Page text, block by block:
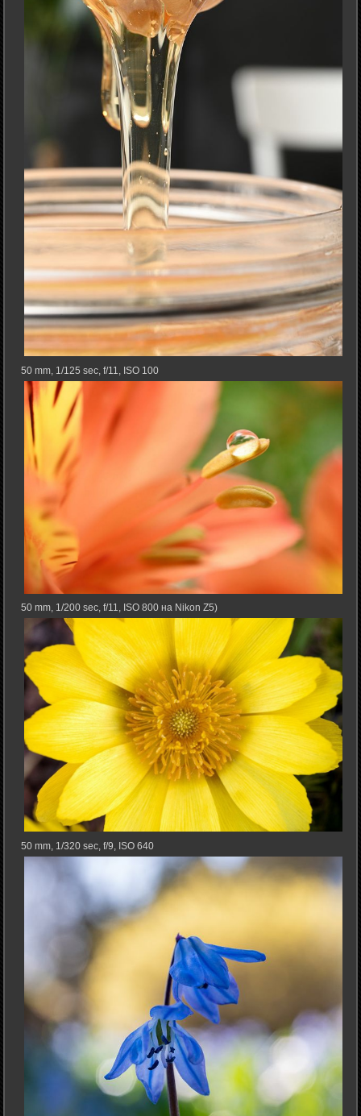
50 mm, 1/125 sec, f/11, ISO 100
50 mm, 1/200 sec, f/11, ISO 800 на Nikon Z5)
50 mm, 1/320 sec, f/9, ISO 640